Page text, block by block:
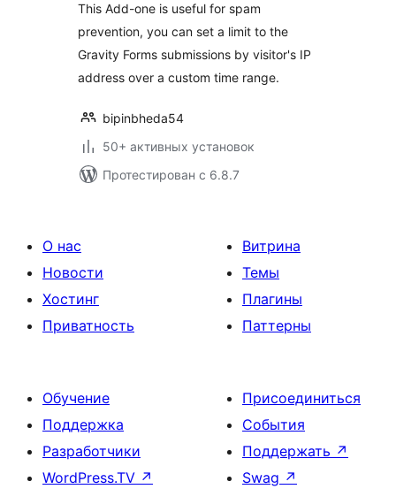
This Add-one is useful for spam
prevention, you can set a limit to the
Gravity Forms submissions by visitor's IP
address over a custom time range.
bipinbheda54
50+ активных установок
Протестирован с 6.8.7
О нас
Новости
Хостинг
Приватность
Витрина
Темы
Плагины
Паттерны
Обучение
Поддержка
Разработчики
WordPress.TV ↗
Присоединиться
События
Поддержать ↗
Swag ↗